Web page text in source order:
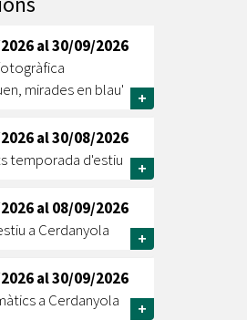
Comptes
i Tràmits
al30/09/2026
mirades en blau'
+
al30/08/2026
temporada d'estiu
+
al08/09/2026
a Cerdanyola
+
al30/09/2026
a Cerdanyola
+